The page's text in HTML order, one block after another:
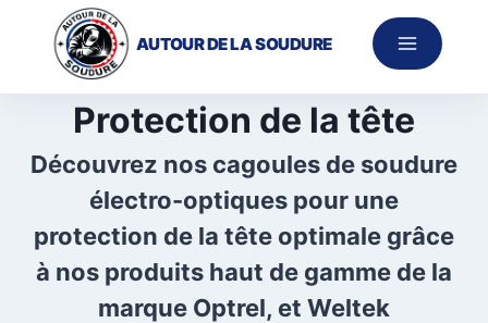
contenu
AUTOUR DE LA SOUDURE
Protection de la tête
Découvrez nos cagoules de soudure
électro-optiques pour une
protection de la tête optimale grâce
à nos produits haut de gamme de la
marque Optrel, et Weltek